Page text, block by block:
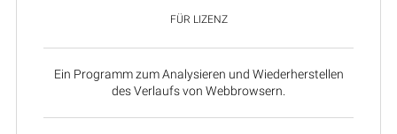
FÜR LIZENZ
Ein Programm zum Analysieren und Wiederherstellen
des Verlaufs von Webbrowsern.